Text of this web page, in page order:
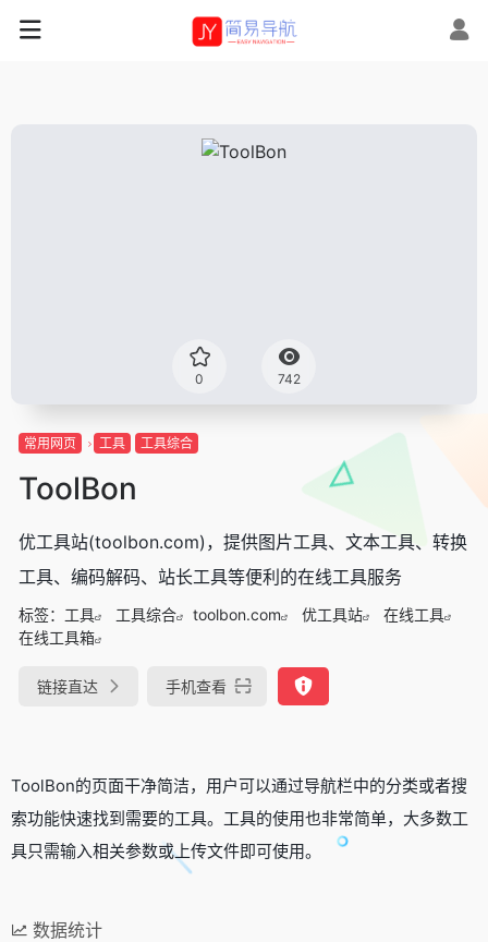
0 742
常用网页 工具 工具综合
ToolBon
优工具站(toolbon.com)，提供图片工具、文本工具、转换
工具、编码解码、站长工具等便利的在线工具服务
标签： 工具 工具综合 toolbon.com 优工具站
在线工具
在线工具箱
链接直达 手机查看
ToolBon的页面干净简洁，用户可以通过导航栏中的分类或者搜
索功能快速找到需要的工具。工具的使用也非常简单，大多数工
具只需输入相关参数或上传文件即可使用。
数据统计